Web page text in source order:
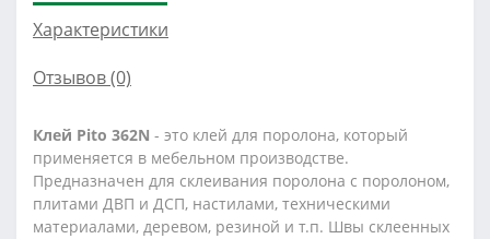
Характеристики
Отзывов (0)
Клей Pito 362N - это клей для поролона, который
применяется в мебельном производстве.
Предназначен для склеивания поролона с поролоном,
плитами ДВП и ДСП, настилами, техническими
материалами, деревом, резиной и т.п. Швы склеенных